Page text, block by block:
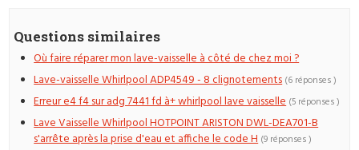
Questions similaires
Où faire réparer mon lave-vaisselle à côté de chez moi ?
Lave-vaisselle Whirlpool ADP4549 - 8 clignotements (6 réponses )
Erreur e4 f4 sur adg 7441 fd à+ whirlpool lave vaisselle (5 réponses )
Lave Vaisselle Whirlpool HOTPOINT ARISTON DWL-DEA701-B
s'arrête après la prise d'eau et affiche le code H (9 réponses )